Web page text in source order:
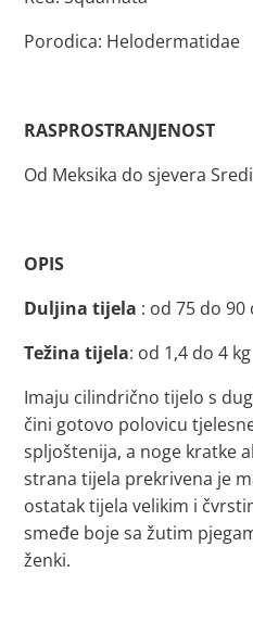
Porodica: Helodermatidae
RASPROSTRANJENOST
Od Meksika do sjevera
OPIS
Duljina tijela : od 75 do 90
Težina tijela: od 1,4 do 4 kg
Imaju cilindrično tijelo s
čini gotovo polovicu
spljoštenija, a noge kratke
strana tijela prekrivena je
ostatak tijela velikim i
smeđe boje sa žutim
ženki.